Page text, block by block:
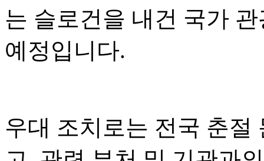
는 슬로건을 내건 국가
예정입니다.
우대 조치로는 전국 춘절